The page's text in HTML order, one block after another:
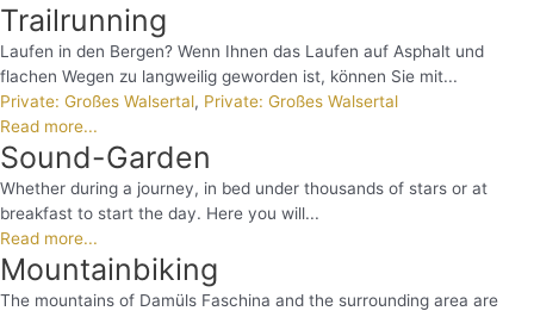
Trailrunning
Laufen in den Bergen? Wenn Ihnen das Laufen auf Asphalt und
flachen Wegen zu langweilig geworden ist, können Sie mit...
Private: Großes Walsertal, Private: Großes Walsertal
Read more...
Sound-Garden
Whether during a journey, in bed under thousands of stars or at
breakfast to start the day. Here you will...
Read more...
Mountainbiking
The mountains of Damüls Faschina and the surrounding area are